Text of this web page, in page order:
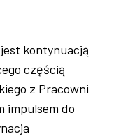
jest kontynuacją
częścią
z Pracowni
impulsem do